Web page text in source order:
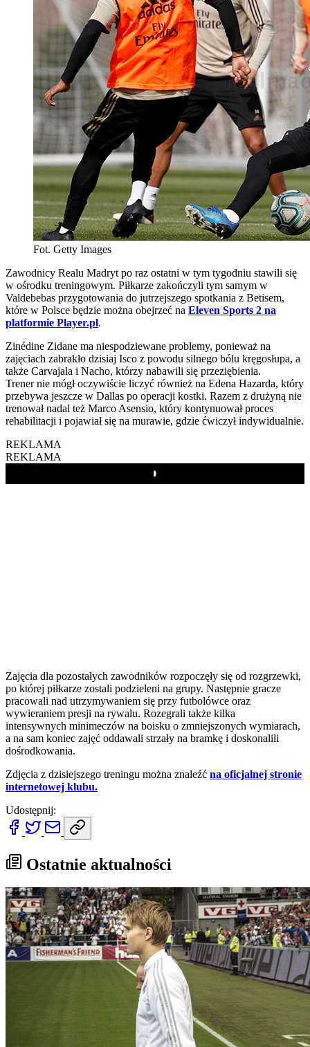
Fot. Getty Images
Zawodnicy Realu Madryt po raz ostatni w tym tygodniu stawili się
w ośrodku treningowym. Piłkarze zakończyli tym samym w
Valdebebas przygotowania do jutrzejszego spotkania z Betisem,
które w Polsce będzie można obejrzeć na Eleven Sports 2 na
platformie Player.pl.
Zinédine Zidane ma niespodziewane problemy, ponieważ na
zajęciach zabrakło dzisiaj Isco z powodu silnego bólu kręgosłupa, a
także Carvajala i Nacho, którzy nabawili się przeziębienia.
Trener nie mógł oczywiście liczyć również na Edena Hazarda, który
przebywa jeszcze w Dallas po operacji kostki. Razem z drużyną nie
trenował nadal też Marco Asensio, który kontynuował proces
rehabilitacji i pojawiał się na murawie, gdzie ćwiczył indywidualnie.
REKLAMA
REKLAMA
Play
Zajęcia dla pozostałych zawodników rozpoczęły się od rozgrzewki,
po której piłkarze zostali podzieleni na grupy. Następnie gracze
pracowali nad utrzymywaniem się przy futbolówce oraz
wywieraniem presji na rywalu. Rozegrali także kilka
intensywnych minimeczów na boisku o zmniejszonych wymiarach,
a na sam koniec zajęć oddawali strzały na bramkę i doskonalili
dośrodkowania.
Zdjęcia z dzisiejszego treningu można znaleźć na oficjalnej stronie
internetowej klubu.
Udostępnij:
Ostatnie aktualności